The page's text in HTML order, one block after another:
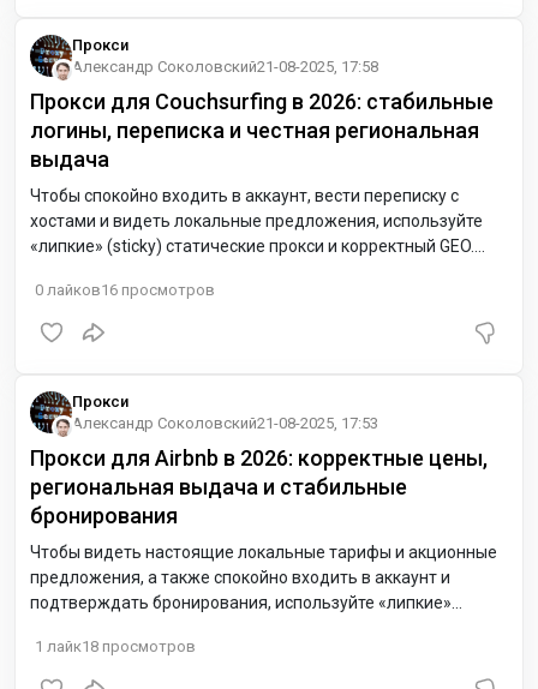
Прокси
Александр Соколовский21-08-2025, 17:58
Прокси для Couchsurfing в 2026: стабильные
логины, переписка и честная региональная
выдача
Чтобы спокойно входить в аккаунт, вести переписку с
хостами и видеть локальные предложения, используйте
«липкие» (sticky) статические прокси и корректный GEO.
близко к узлам, низкая задержка, аккуратная выдача. Для
США подойдут восточные дата-центры.
0 лайков16 просмотров
Прокси
Александр Соколовский21-08-2025, 17:53
Прокси для Airbnb в 2026: корректные цены,
региональная выдача и стабильные
бронирования
Чтобы видеть настоящие локальные тарифы и акционные
предложения, а также спокойно входить в аккаунт и
подтверждать бронирования, используйте «липкие»
Европы удобно начать с Нидерландов (NL) — низкая
задержка и аккуратная региональная выдача; для США —
1 лайк18 просмотров